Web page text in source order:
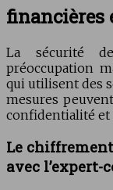
financières
La sécurité
préoccupation
qui utilisent des
mesures
confidentialité et
Le
avec l’expert-